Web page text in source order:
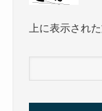
上に表示され